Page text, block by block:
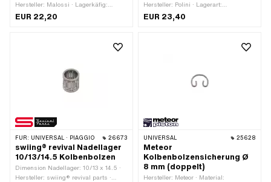
Hersteller: Malossi · Lagerkäfig:
Stahlblechkäfig · Lagerart:
Nadellagerkranz · Breite: 15 mm · Ø
EUR 22,20
Hersteller: Polini · Lagerart:
Nadellagerkranz · Breite: 15 mm · Ø
aussen: 15 mm · Ø innen: 12 mm
EUR 23,40
FÜR: UNIVERSAL · PIAGGIO 26673
swiing® revival Nadellager
10/13/14.5 Kolbenbolzen
Dimension Nadellager: 10/13 x 14.5 ·
Hersteller: swiing® revival parts ·
UNIVERSAL 25628
Meteor
Kolbenbolzensicherung Ø
8 mm (doppelt)
Hersteller: Meteor · Material: